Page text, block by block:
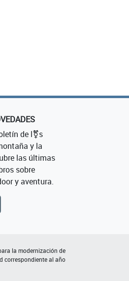
de l⚧s
y la
las últimas
sobre
y aventura.
la modernización de
correspondiente al año